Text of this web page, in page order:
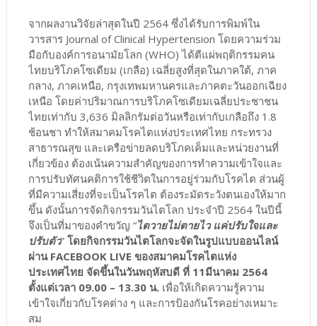
จากผลงานวิจัยล่าสุดในปี 2564 ซึ่งได้รับการพิมพ์ใน
วารสาร Journal of Clinical Hypertension โดยความร่วม
มือกับองค์การอนามัยโลก (WHO) ได้ตีแผ่พฤติกรรมคน
ไทยบริโภคโซเดียม (เกลือ) เฉลี่ยสูงที่สุดในภาคใต้, ภาค
กลาง, ภาคเหนือ, กรุงเทพมหานครและภาคตะวันออกเฉียง
เหนือ โดยค่าปริมาณการบริโภคโซเดียมเฉลี่ยประชาชน
ไทยเท่ากับ 3,636 มิลลิกรัมต่อวันหรือเท่ากับเกลือถึง 1.8
ช้อนชา ทำให้สมาคมโรคไตแห่งประเทศไทย กระทรวง
สาธารณสุข และเครือข่ายลดบริโภคเค็มและหน่วยงานที่
เกี่ยวข้อง ต้องเน้นความสำคัญของการทำความเข้าใจและ
การปรับทัศนคติการใช้ชีวิตในการอยู่ร่วมกับโรคไต ส่วนผู้
ที่มีความเสี่ยงที่จะเป็นโรคไต ต้องระมัดระวังตนเองให้มาก
ขึ้น ดังนั้นการจัดกิจกรรมวันไตโลก ประจำปี 2564 ในปีนี้
จึงเป็นที่มาของคำขวัญ “ไตวายไม่ตายไว แค่ปรับใจและ
ปรับตัว” โดยกิจกรรมวันไตโลกจะจัดในรูปแบบออนไลน์
ผ่าน FACEBOOK LIVE ของสมาคมโรคไตแห่ง
ประเทศไทย จัดขึ้นในวันพฤหัสบดี ที่ 11มีนาคม 2564
ตั้งแต่เวลา 09.00 – 13.30 น.เพื่อให้เกิดความรู้ความ
เข้าใจเกี่ยวกับโรคต่าง ๆ และการป้องกันโรคอย่างเหมาะ
สม